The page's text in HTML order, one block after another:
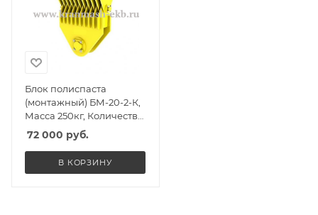
Блок полиспаста
(монтажный) БМ-20-2-К,
Масса 250кг, Количество
роликов 2, Г/п 15т
72 000 руб.
В КОРЗИНУ